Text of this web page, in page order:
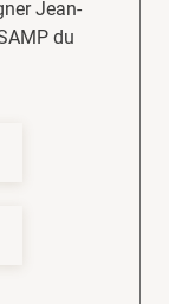
Jean-
du